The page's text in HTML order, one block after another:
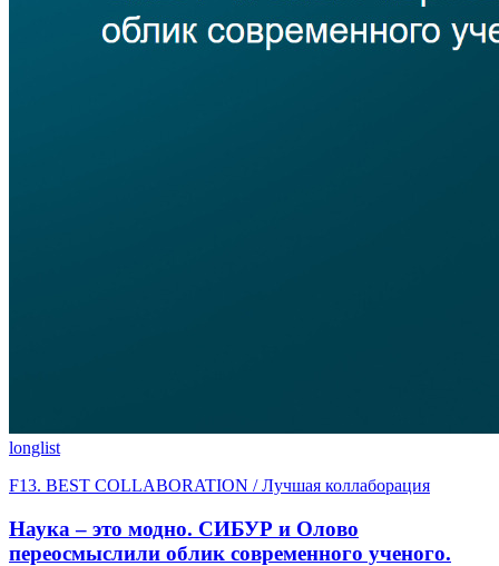
longlist
F13. BEST COLLABORATION / Лучшая коллаборация
Наука – это модно. СИБУР и Олово
переосмыслили облик современного ученого.